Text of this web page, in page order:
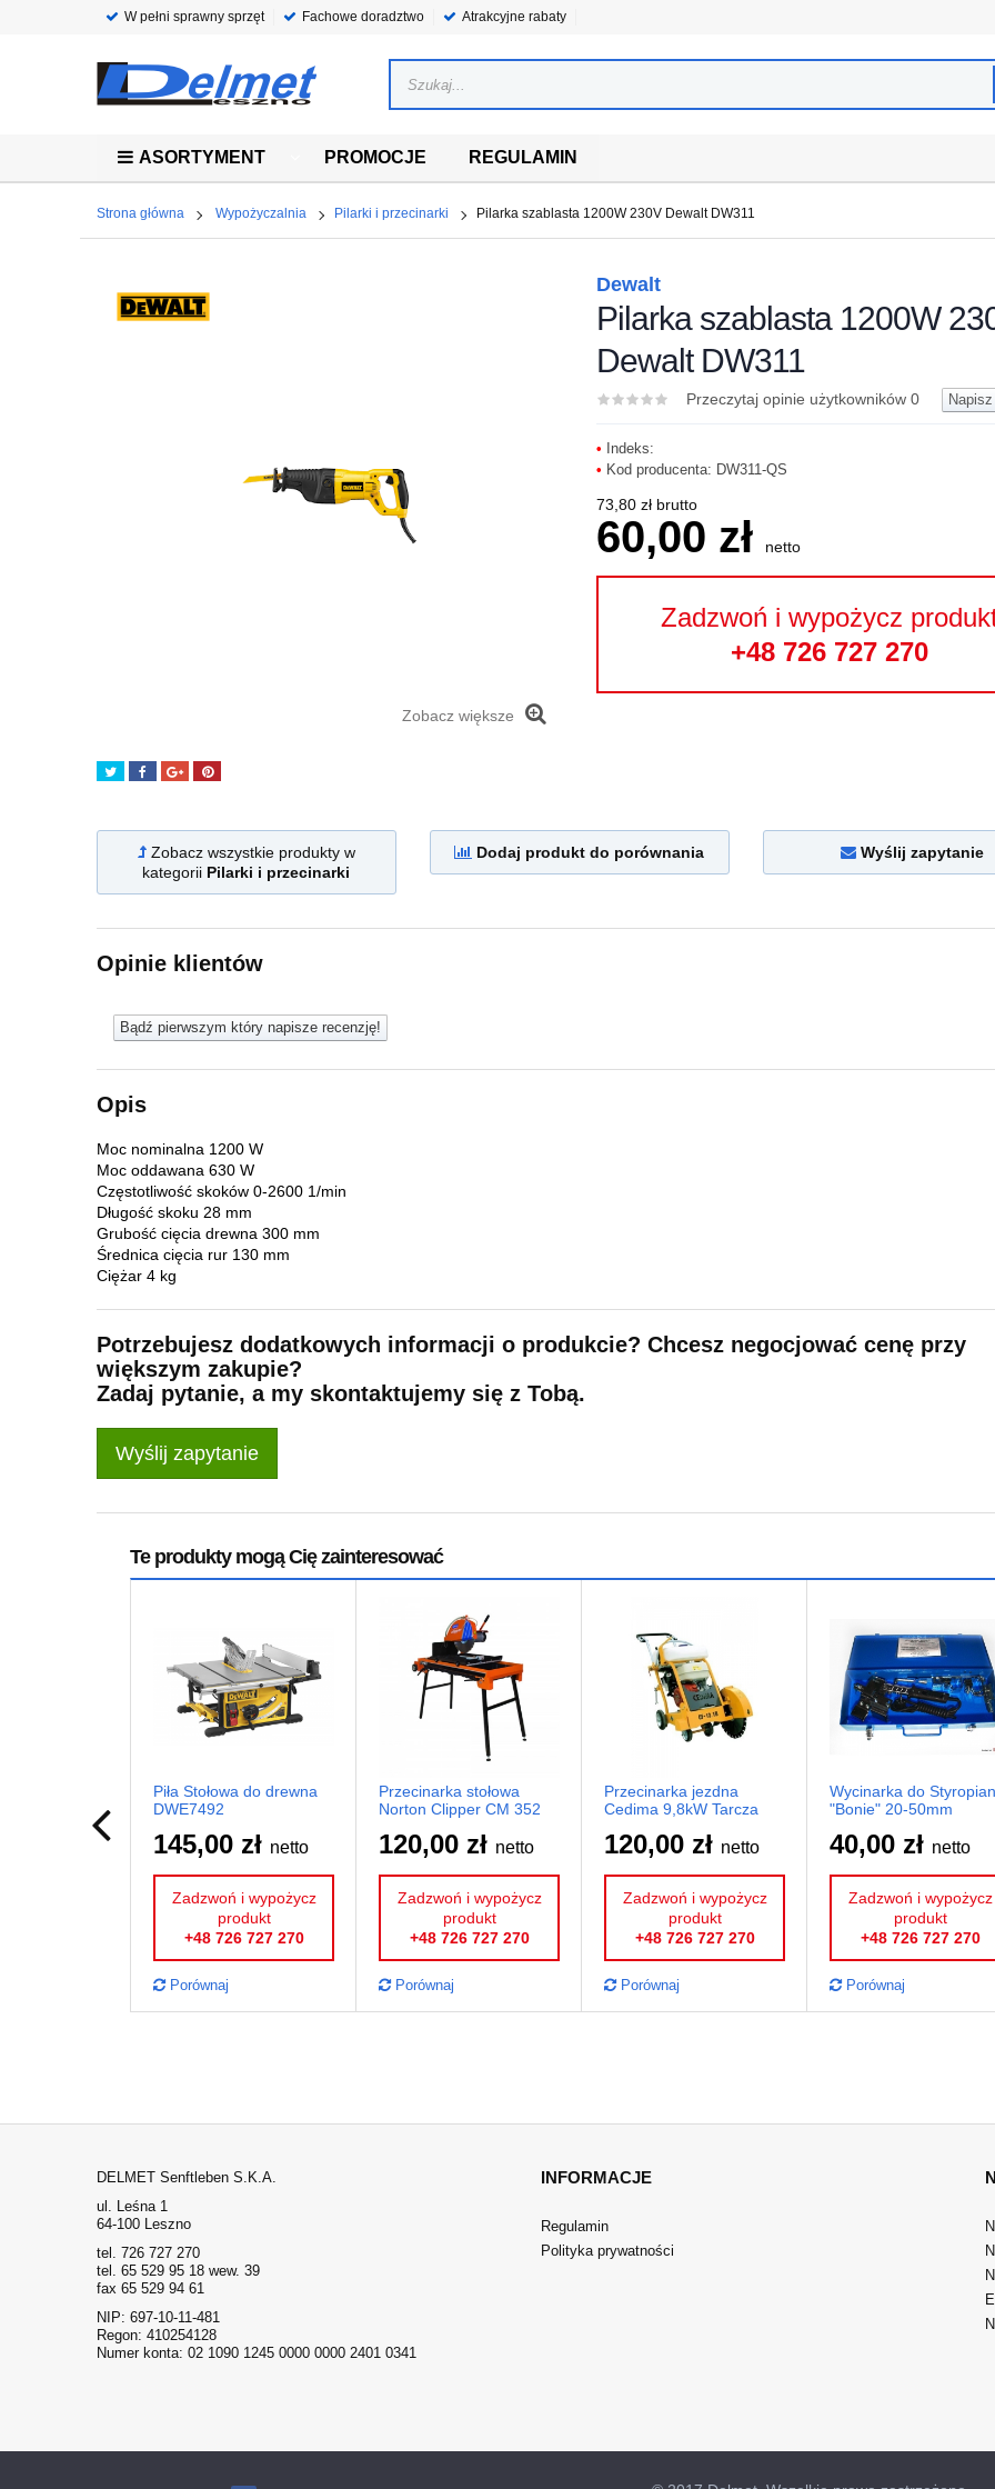
W pełni sprawny sprzęt Fachowe doradztwo Atrakcyjne rabaty
ASORTYMENT PROMOCJE REGULAMIN
Strona główna Wypożyczalnia Pilarki i przecinarki Pilarka szablasta 1200W 230V Dewalt DW311
Zobacz większe
Dewalt
Pilarka szablasta 1200W
Dewalt DW311
Przeczytaj opinie użytkowników 0
• Indeks:
• Kod producenta: DW311-QS
73,80 zł brutto
60,00 zł netto
Zadzwoń i wypożycz
+48 726 727 270
Zobacz wszystkie produkty w
kategorii Pilarki i przecinarki
Dodaj produkt do porównania Wyślij zapytanie
Opinie klientów
Bądź pierwszym który napisze recenzję!
Opis
Moc nominalna 1200 W
Moc oddawana 630 W
Częstotliwość skoków 0-2600 1/min
Długość skoku 28 mm
Grubość cięcia drewna 300 mm
Średnica cięcia rur 130 mm
Ciężar 4 kg
Potrzebujesz dodatkowych informacji o produkcie? Chcesz negocjować cenę przy
większym zakupie?
Zadaj pytanie, a my skontaktujemy się z Tobą.
Wyślij zapytanie
Te produkty mogą Cię zainteresować
Piła Stołowa do drewna
DWE7492
145,00 zł netto
Zadzwoń i wypożycz
produkt
+48 726 727 270
Porównaj
Przecinarka stołowa
Norton Clipper CM 352
120,00 zł netto
Zadzwoń i wypożycz
produkt
+48 726 727 270
Porównaj
Przecinarka jezdna
Cedima 9,8kW Tarcza
120,00 zł netto
Zadzwoń i wypożycz
produkt
+48 726 727 270
Porównaj
Wycinarka do
"Bonie" 20-50mm
40,00 zł netto
Zadzwoń i wypożycz
produkt
+48 726 727 270
Porównaj
DELMET Senftleben S.K.A.
ul. Leśna 1
64-100 Leszno
tel. 726 727 270
tel. 65 529 95 18 wew. 39
fax 65 529 94 61
NIP: 697-10-11-481
Regon: 410254128
Numer konta: 02 1090 1245 0000 0000 2401 0341
INFORMACJE
Regulamin
Polityka prywatności